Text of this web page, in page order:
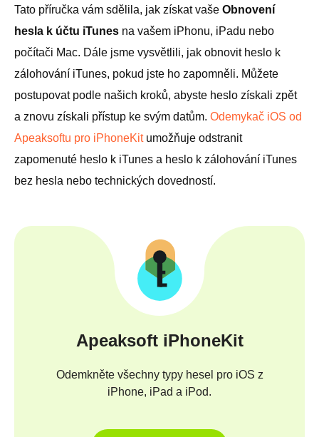
Tato příručka vám sdělila, jak získat vaše Obnovení
hesla k účtu iTunes na vašem iPhonu, iPadu nebo
počítači Mac. Dále jsme vysvětlili, jak obnovit heslo k
zálohování iTunes, pokud jste ho zapomněli. Můžete
postupovat podle našich kroků, abyste heslo získali zpět
a znovu získali přístup ke svým datům. Odemykač iOS od
Apeaksoftu pro iPhoneKitumožňuje odstranit
zapomenuté heslo k iTunes a heslo k zálohování iTunes
bez hesla nebo technických dovedností.
Apeaksoft iPhoneKit
Odemkněte všechny typy hesel pro iOS z
iPhone, iPad a iPod.